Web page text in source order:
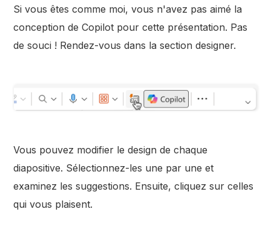
Si vous êtes comme moi, vous n'avez pas aimé la
conception de Copilot pour cette présentation. Pas
de souci ! Rendez-vous dans la section designer.
Vous pouvez modifier le design de chaque
diapositive. Sélectionnez-les une par une et
examinez les suggestions. Ensuite, cliquez sur celles
qui vous plaisent.